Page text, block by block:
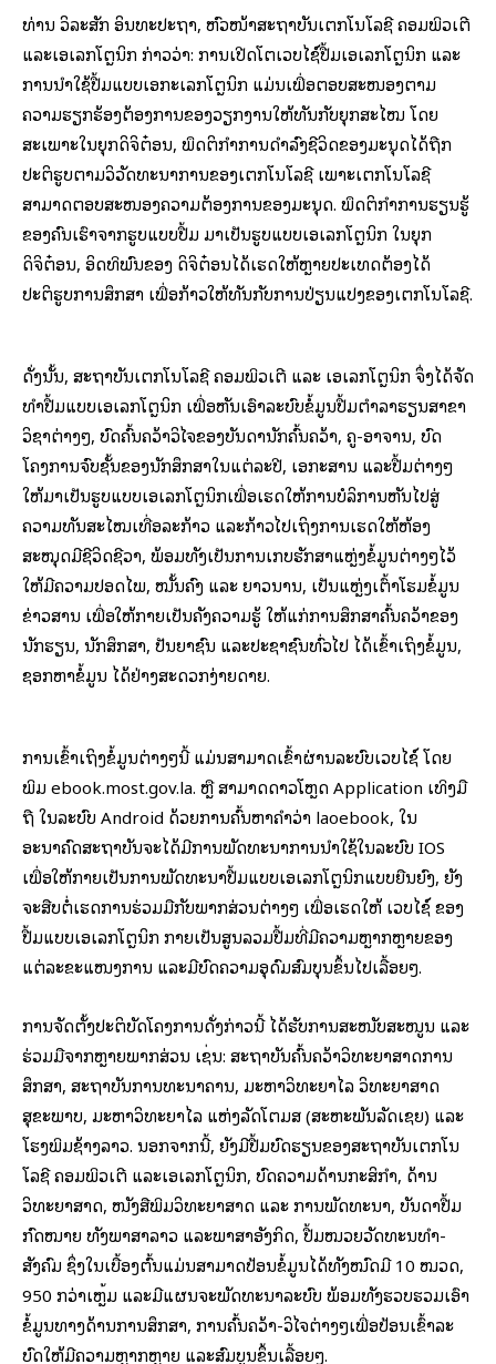
ທ່ານ ວິລະສັກ ອິນທະປະຖາ, ຫົວໜ້າສະຖາບັນເຕັກໂນໂລຊີ ຄອມພິວເຕີ
ແລະເອເລັກໂຕຼນິກ ກ່າວວ່າ: ການເປີດໂຕເວັບໄຊ໌ປື້ມເອເລັກໂຕຼນິກ ແລະ
ການນໍາໃຊ້ປື້ມແບບເອກະເລັກໂຕຼນິກ ແມ່ນເພື່ອຕອບສະໜອງຕາມ
ຄວາມຮຽກຮ້ອງຕ້ອງການຂອງວຽກງານໃຫ້ທັນກັບຍຸກສະໄໝ ໂດຍ
ສະເພາະໃນຍຸກດິຈິຕ໋ອນ, ພຶດຕິກໍາການດຳລົງຊີວິດຂອງມະນຸດໄດ້ຖືກ
ປະຕິຮູບຕາມວິວັດທະນາການຂອງເຕັກໂນໂລຊີ ເພາະເຕັກໂນໂລຊີ
ສາມາດຕອບສະໜອງຄວາມຕ້ອງການຂອງມະນຸດ. ພຶດຕິກຳການຮຽນຮູ້
ຂອງຄົນເຮົາຈາກຮູບແບບປື້ມ ມາເປັນຮູບແບບເອເລັກໂຕຼນິກ ໃນຍຸກ
ດິຈິຕ໋ອນ, ອິດທິພົນຂອງ ດິຈິຕ໋ອນໄດ້ເຮັດໃຫ້ຫຼາຍປະເທດຕ້ອງໄດ້
ປະຕິຮູບການສຶກສາ ເພື່ອກ້າວໃຫ້ທັນກັບການປ່ຽນແປງຂອງເຕັກໂນໂລຊີ.
ດັ່ງນັ້ນ, ສະຖາບັນເຕັກໂນໂລຊີ ຄອມພິວເຕີ ແລະ ເອເລັກໂຕຼນິກ ຈຶ່ງໄດ້ຈັດ
ທຳປື້ມແບບເອເລັກໂຕຼນິກ ເພື່ອຫັນເອົາລະບົບຂໍ້ມູນປື້ມຕຳລາຮຽນສາຂາ
ວິຊາຕ່າງໆ, ບົດຄົ້ນຄວ້າວິໄຈຂອງບັນດານັກຄົ້ນຄວ້າ, ຄູ-ອາຈານ, ບົດ
ໂຄງການຈົບຊັ້ນຂອງນັກສຶກສາໃນແຕ່ລະປີ, ເອກະສານ ແລະປື້ມຕ່າງໆ
ໃຫ້ມາເປັນຮູບແບບເອເລັກໂຕຼນິກເພື່ອເຮັດໃຫ້ການບໍລິການຫັນໄປສູ່
ຄວາມທັນສະໄໝເທື່ອລະກ້າວ ແລະກ້າວໄປເຖິງການເຮັດໃຫ້ຫ້ອງ
ສະໝຸດມີຊີວິດຊີວາ, ພ້ອມທັງເປັນການເກັບຮັກສາແຫຼ່ງຂໍ້ມູນຕ່າງໆໄວ້
ໃຫ້ມີຄວາມປອດໄພ, ໝັ້ນຄົງ ແລະ ຍາວນານ, ເປັນແຫຼ່ງເຕົ້າໂຮມຂໍ້ມູນ
ຂ່າວສານ ເພື່ອໃຫ້ກາຍເປັນຄັງຄວາມຮູ້ ໃຫ້ແກ່ການສຶກສາຄົ້ນຄວ້າຂອງ
ນັກຮຽນ, ນັກສຶກສາ, ປັນຍາຊົນ ແລະປະຊາຊົນທົ່ວໄປ ໄດ້ເຂົ້າເຖິງຂໍ້ມູນ,
ຊອກຫາຂໍ້ມູນ ໄດ້ຢ່າງສະດວກງ່າຍດາຍ.
ການເຂົ້າເຖິງຂໍ້ມູນຕ່າງໆນີ້ ແມ່ນສາມາດເຂົ້າຜ່ານລະບົບເວັບໄຊ໌ ໂດຍ
ພິມ ebook.most.gov.la. ຫຼື ສາມາດດາວໂຫຼດ Application ເທິງມື
ຖື ໃນລະບົບ Android ດ້ວຍການຄົ້ນຫາຄໍາວ່າ laoebook, ໃນ
ອະນາຄົດສະຖາບັນຈະໄດ້ມີການພັດທະນາການນໍາໃຊ້ໃນລະບົບ IOS
ເພື່ອໃຫ້ກາຍເປັນການພັດທະນາປື້ມແບບເອເລັກໂຕຼນິກແບບຍືນຍົງ, ຍັງ
ຈະສືບຕໍ່ເຮັດການຮ່ວມມືກັບພາກສ່ວນຕ່າງໆ ເພື່ອເຮັດໃຫ້ ເວັບໄຊ໌ ຂອງ
ປື້ມແບບເອເລັກໂຕຼນິກ ກາຍເປັນສູນລວມປື້ມທີ່ມີຄວາມຫຼາກຫຼາຍຂອງ
ແຕ່ລະຂະແໜງການ ແລະມີບົດຄວາມອຸດົມສົມບຸນຂຶ້ນໄປເລື້ອຍໆ.
ການຈັດຕັ້ງປະຕິບັດໂຄງການດັ່ງກ່າວນີ້ ໄດ້ຮັບການສະໜັບສະໜູນ ແລະ
ຮ່ວມມືຈາກຫຼາຍພາກສ່ວນ ເຊັ່ນ: ສະຖາບັນຄົ້ນຄວ້າວິທະຍາສາດການ
ສຶກສາ, ສະຖາບັນການທະນາຄານ, ມະຫາວິທະຍາໄລ ວິທະຍາສາດ
ສຸຂະພາບ, ມະຫາວິທະຍາໄລ ແຫ່ງລັດໂຕມສ (ສະຫະພັນລັດເຊຍ) ແລະ
ໂຮງພິມຊ້າງລາວ. ນອກຈາກນີ້, ຍັງມີປື້ມບົດຮຽນຂອງສະຖາບັນເຕັກໂນ
ໂລຊີ ຄອມພິວເຕີ ແລະເອເລັກໂຕຼນິກ, ບົດຄວາມດ້ານກະສິກໍາ, ດ້ານ
ວິທະຍາສາດ, ໜັງສືພິມວິທະຍາສາດ ແລະ ການພັດທະນາ, ບັນດາປື້ມ
ກົດໝາຍ ທັງພາສາລາວ ແລະພາສາອັງກິດ, ປື້ມໝວຍວັດທະນທໍາ-
ສັງຄົມ ຊຶ່ງໃນເບື້ອງຕົ້ນແມ່ນສາມາດປ້ອນຂໍ້ມູນໄດ້ທັງໝົດມີ 10 ໝວດ,
950 ກວ່າເຫຼັ້ມ ແລະມີແຜນຈະພັດທະນາລະບົບ ພ້ອມທັງຮວບຮວມເອົາ
ຂໍ້ມູນທາງດ້ານການສຶກສາ, ການຄົ້ນຄວ້າ-ວິໄຈຕ່າງໆເພື່ອປ້ອນເຂົ້າລະ
ບົດໃຫ້ມີຄວາມຫຼາກຫຼາຍ ແລະສົມບູນຂຶ້ນເລື້ອຍໆ.